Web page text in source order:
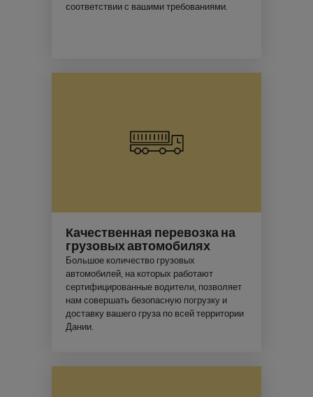
соответствии с вашими требованиями.
Качественная перевозка на
грузовых автомобилях
Большое количество грузовых
автомобилей, на которых работают
сертифицированные водители, позволяет
нам совершать безопасную погрузку и
доставку вашего груза по всей территории
Дании.